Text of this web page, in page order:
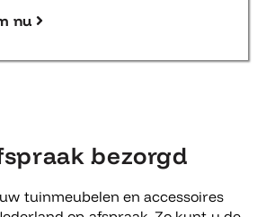
nu
bezorgd
tuinmeubelen en accessoires